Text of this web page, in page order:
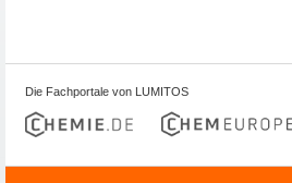
Die Fachportale von LUMITOS